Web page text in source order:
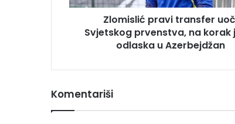
je
odlaska
Zlomislić pravi transfer
Svjetskog prvenstva, na korak
odlaska u Azerbejdžan
Komentariši